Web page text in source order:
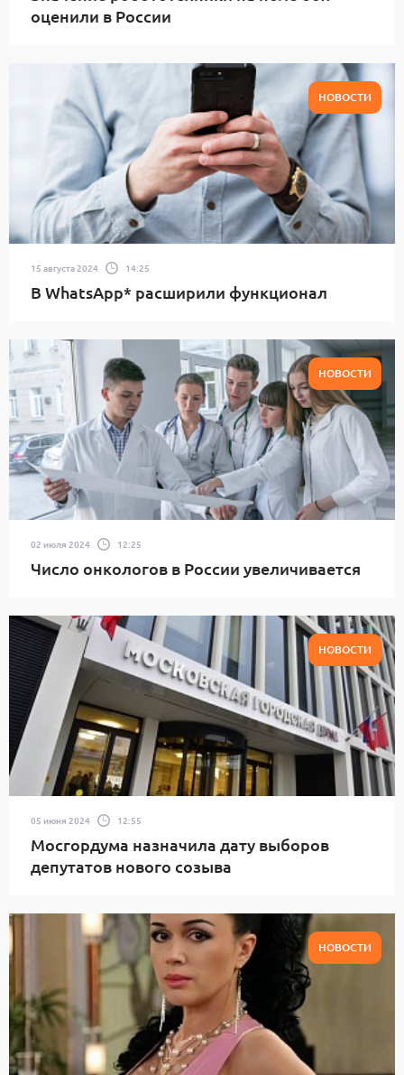
оценили в России
НОВОСТИ
15 августа 2024 14:25
В WhatsApp* расширили функционал
НОВОСТИ
02 июля 2024 12:25
Число онкологов в России увеличивается
НОВОСТИ
05 июня 2024 12:55
Мосгордума назначила дату выборов
депутатов нового созыва
НОВОСТИ